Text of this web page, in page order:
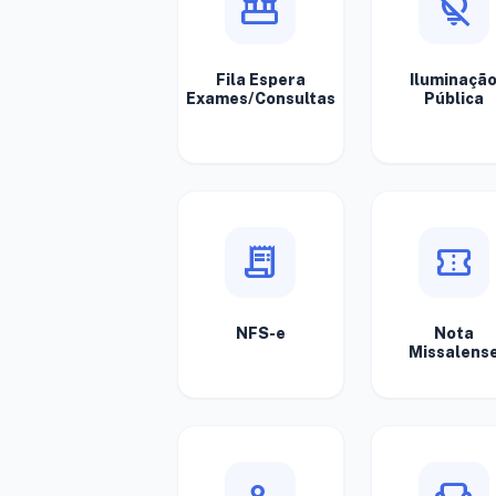
Fila Espera
Exames/Consultas
Iluminação
Pública
receipt_long
NFS-e
confirmation_number
Nota